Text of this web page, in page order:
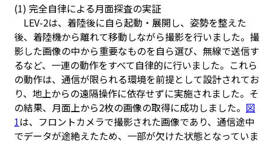
(1) 完全自律による月面探査の実証
LEV-2は、着陸後に自ら起動・展開し、姿勢を整えた
後、着陸機から離れて移動しながら撮影を行いました。撮
影した画像の中から重要なものを自ら選び、無線で送信す
るなど、一連の動作をすべて自律的に行いました。これら
の動作は、通信が限られる環境を前提として設計されてお
り、地上からの遠隔操作に依存せずに実施されました。そ
の結果、月面上から2枚の画像の取得に成功しました。 図
1は、フロントカメラで撮影された画像であり、通信途中
でデータが途絶えたため、一部が欠けた状態となっていま